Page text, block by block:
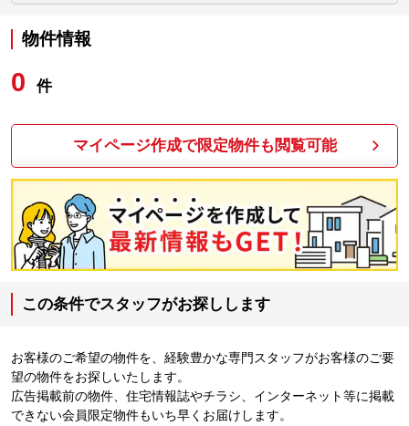
物件情報
0 件
マイページ作成で限定物件も閲覧可能
この条件でスタッフがお探しします
お客様のご希望の物件を、経験豊かな専門スタッフがお客様のご要
望の物件をお探しいたします。
広告掲載前の物件、住宅情報誌やチラシ、インターネット等に掲載
できない会員限定物件もいち早くお届けします。